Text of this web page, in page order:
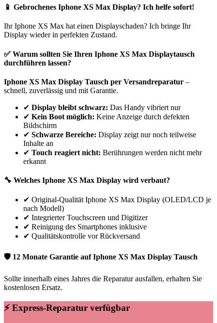
📱 Gebrochenes Iphone XS Max Display? Ich helfe sofort!
IhrIphone XS Max hat einen Displayschaden? Ich bringe Ihr
Display wieder in perfekten Zustand.
✅ Warum sollten Sie Ihren Iphone XS Max Displaytausch
durchführen lassen?
Iphone XS Max Display Tausch per Versandreparatur –
schnell, zuverlässig und mit Garantie.
✔ Display bleibt schwarz: Das Handy vibriert nur
✔ Kein Boot möglich: Keine Anzeige durch defekten
Bildschirm
✔ Schwarze Bereiche: Display zeigt nur noch teilweise
Inhalte an
✔ Touch reagiert nicht: Berührungen werden nicht mehr
erkannt
🔧 Welches Iphone XS Max Display wird verbaut?
✔ Original-Qualität Iphone XS Max Display (OLED/LCD je
nach Modell)
✔ Integrierter Touchscreen und Digitizer
✔ Reinigung des Smartphones inklusive
✔ Qualitätskontrolle vor Rückversand
🛡 12 Monate Garantie aufIphone XS Max Display Tausch
Sollte innerhalb eines Jahres die Reparatur ausfallen, erhalten Sie
kostenlosen Ersatz.
⚡ Express-Reparatur verfügbar